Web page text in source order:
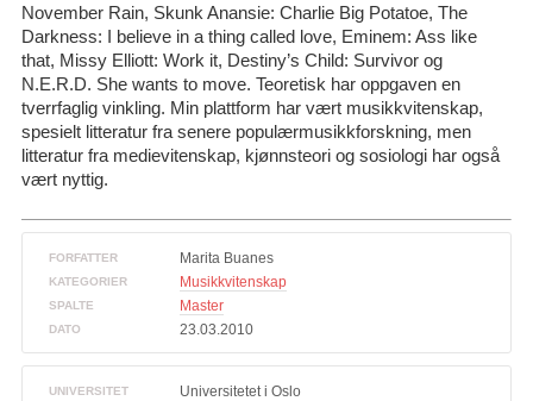
November Rain, Skunk Anansie: Charlie Big Potatoe, The
Darkness: I believe in a thing called love, Eminem: Ass like
that, Missy Elliott: Work it, Destiny’s Child: Survivor og
N.E.R.D. She wants to move. Teoretisk har oppgaven en
tverrfaglig vinkling. Min plattform har vært musikkvitenskap,
spesielt litteratur fra senere populærmusikkforskning, men
litteratur fra medievitenskap, kjønnsteori og sosiologi har også
vært nyttig.
FORFATTER Marita Buanes
KATEGORIER Musikkvitenskap
SPALTE Master
DATO 23.03.2010
UNIVERSITET Universitetet i Oslo